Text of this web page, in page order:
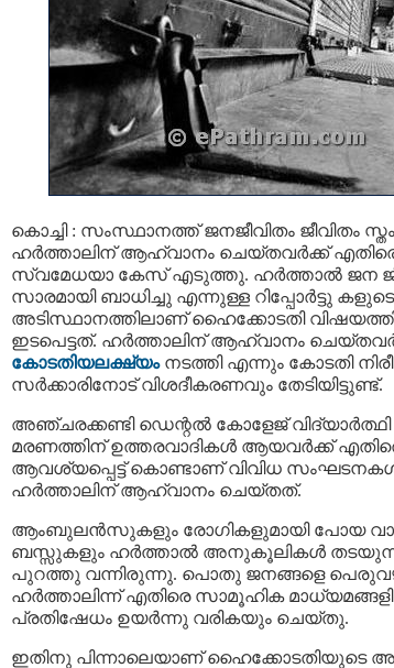
കൊച്ചി : സംസ്ഥാനത്ത് ജനജീവിതം ജീവിതം
ഹര്‍ത്താലിന് ആഹ്വാനം ചെയ്തവര്‍ക്ക്
സ്വമേധയാ കേസ് എടുത്തു. ഹര്‍ത്താല്‍ ജന
സാരമായി ബാധിച്ചു എന്നുള്ള റിപ്പോർട്ടു കളുടെ
അടിസ്ഥാനത്തിലാണ് ഹൈക്കോടതി
ഇടപെട്ടത്. ഹര്‍ത്താലിന് ആഹ്വാനം
കോടതിയലക്ഷ്യംനടത്തി എന്നും കോടതി
സർക്കാരിനോട് വിശദീകരണവും തേടിയിട്ടുണ്ട്.
അഞ്ചരക്കണ്ടി ഡെന്റൽ കോളേജ് വിദ്യാർത്ഥി
മരണത്തിന് ഉത്തരവാദികൾ ആയവർക്ക്
ആവശ്യപ്പെട്ട് കൊണ്ടാണ് വിവിധ
ഹർത്താലിന് ആഹ്വാനം ചെയ്തത്.
ആംബുലൻസുകളും രോഗികളുമായി പോയ
ബസ്സുകളും ഹര്‍ത്താല്‍ അനുകൂലികള്‍
പുറത്തു വന്നിരുന്നു. പൊതു ജനങ്ങളെ
ഹര്‍ത്താലിന്ന് എതിരെ സാമൂഹിക
പ്രതിഷേധം ഉയർന്നു വരികയും ചെയ്തു.
ഇതിനു പിന്നാലെയാണ് ഹൈക്കോടതിയുടെ